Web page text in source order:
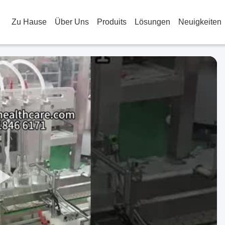
Zu Hause Über Uns Produits Lösungen Neuigkeiten